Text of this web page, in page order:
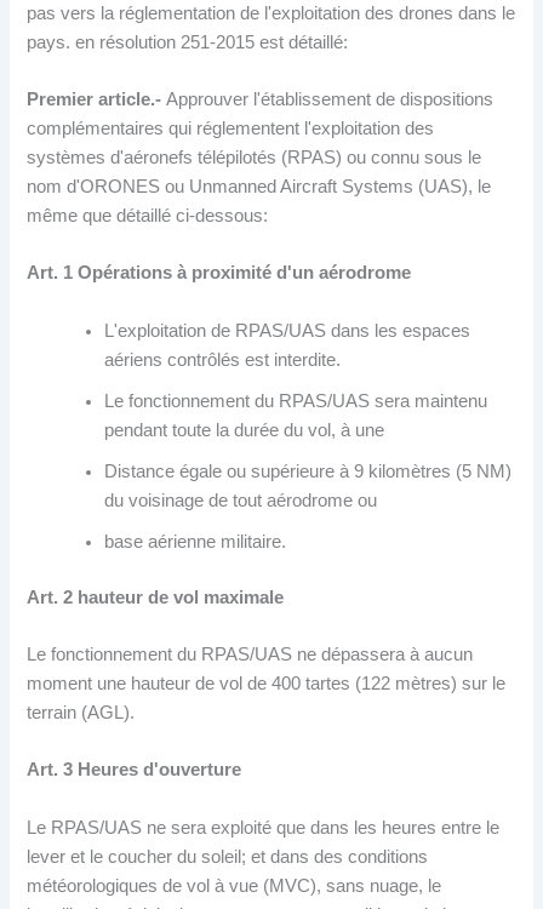
pas vers la réglementation de l'exploitation des drones dans le
pays. en résolution 251-2015 est détaillé:
Premier article.-Approuver l'établissement de dispositions
complémentaires qui réglementent l'exploitation des
systèmes d'aéronefs télépilotés (RPAS) ou connu sous le
nom d'ORONES ou Unmanned Aircraft Systems (UAS), le
même que détaillé ci-dessous:
Art. 1 Opérations à proximité d'un aérodrome
L'exploitation de RPAS/UAS dans les espaces
aériens contrôlés est interdite.
Le fonctionnement du RPAS/UAS sera maintenu
pendant toute la durée du vol, à une
Distance égale ou supérieure à 9 kilomètres (5 NM)
du voisinage de tout aérodrome ou
base aérienne militaire.
Art. 2 hauteur de vol maximale
Le fonctionnement du RPAS/UAS ne dépassera à aucun
moment une hauteur de vol de 400 tartes (122 mètres) sur le
terrain (AGL).
Art. 3 Heures d'ouverture
Le RPAS/UAS ne sera exploité que dans les heures entre le
lever et le coucher du soleil; et dans des conditions
météorologiques de vol à vue (MVC), sans nuage, le